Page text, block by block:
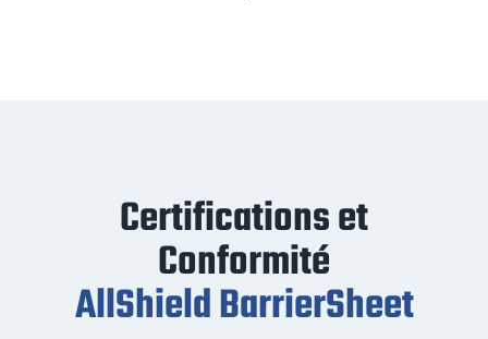
Certifications et
Conformité
AllShield BarrierSheet